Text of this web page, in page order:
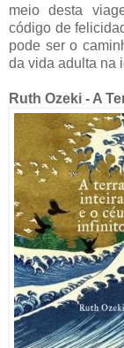
meio desta
código de
pode ser o
da vida adulta na
Ruth Ozeki - A